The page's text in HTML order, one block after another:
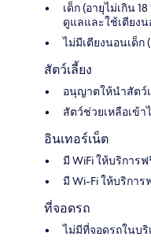
เด็ก (อายุไม่เกิน
ดูแลและใช้เตียง
ไม่มีเตียงนอนเด็ก
สัตว์เลี้ยง
อนุญาตให้นำสัตว์
สัตว์ช่วยเหลือเข้า
อินเทอร์เน็ต
มี WiFi ให้บริการ
มี Wi-Fi ให้บริการ
ที่จอดรถ
ไม่มีที่จอดรถในบ